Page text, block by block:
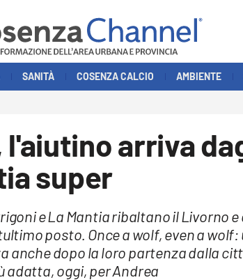
SANITÀ COSENZA CALCIO AMBIENTE
l'aiutino arriva
super
e La Mantia ribaltano il Livorno
posto. Once a wolf, even a
anche dopo la loro partenza dalla
adatta, oggi, per Andrea